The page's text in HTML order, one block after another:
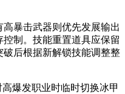
暴击武器则优先发展输出
制。技能重置道具应保留
后根据新解锁技能调整整
爆发职业时临时切换冰甲